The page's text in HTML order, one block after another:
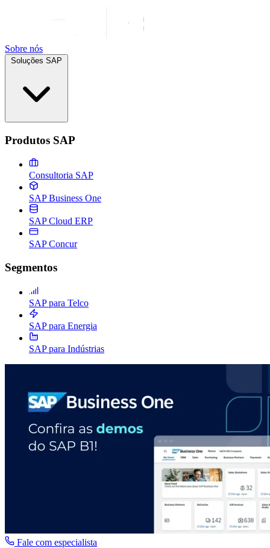
Sobre nós
Produtos SAP
Consultoria SAP
SAP Business One
SAP Cloud ERP
SAP Concur
Segmentos
SAP para Telco
SAP para Energia
SAP para Indústrias
Fale com especialista